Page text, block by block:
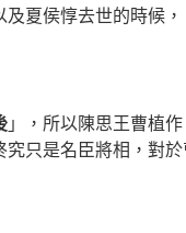
及夏侯惇去世的時候
」，所以陳思王曹植
究只是名臣將相，對